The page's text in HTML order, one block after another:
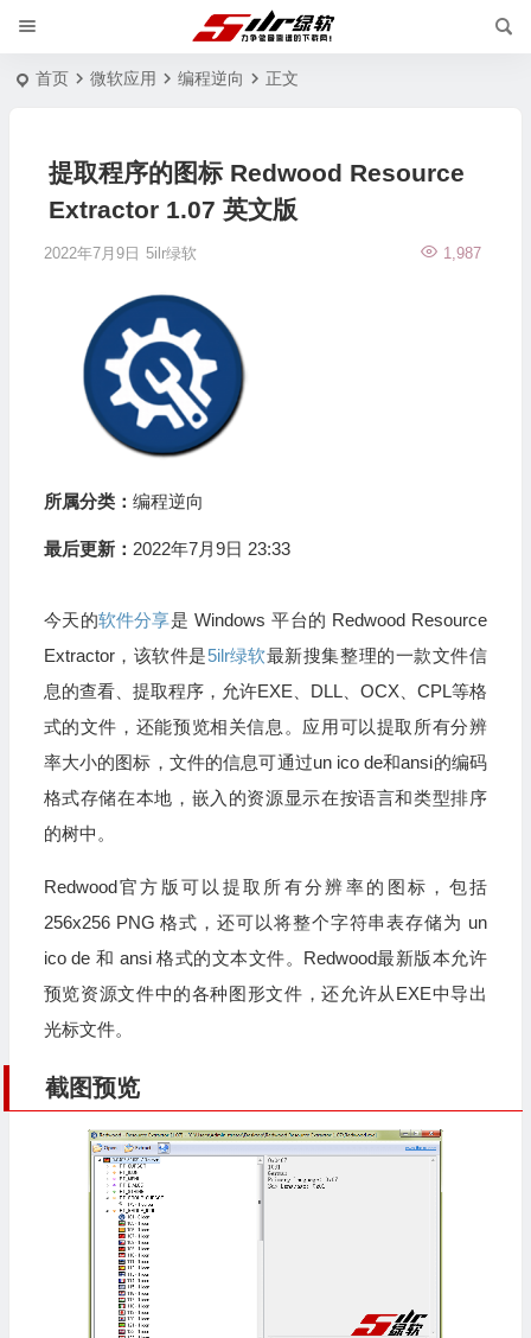
首页 微软应用 编程逆向 正文
提取程序的图标 Redwood Resource
Extractor 1.07 英文版
2022年7月9日 5ilr绿软 1,987
所属分类： 编程逆向
最后更新： 2022年7月9日 23:33
今天的软件分享是 Windows 平台的 Redwood Resource
Extractor，该软件是5ilr绿软最新搜集整理的一款文件信
息的查看、提取程序，允许EXE、DLL、OCX、CPL等格
式的文件，还能预览相关信息。应用可以提取所有分辨
率大小的图标，文件的信息可通过un ico de和ansi的编码
格式存储在本地，嵌入的资源显示在按语言和类型排序
的树中。
Redwood官方版可以提取所有分辨率的图标，包括
256x256 PNG 格式，还可以将整个字符串表存储为 un
ico de 和 ansi 格式的文本文件。Redwood最新版本允许
预览资源文件中的各种图形文件，还允许从EXE中导出
光标文件。
截图预览